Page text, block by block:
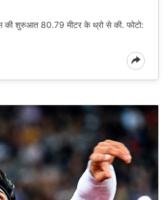
की शुरुआत 80.79 मीटर के थ्रो से की. फोटो: